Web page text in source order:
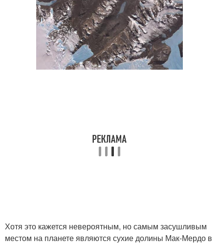
Хотя это кажется невероятным, но самым засушливым
местом на планете являются сухие долины Мак-Мердо в